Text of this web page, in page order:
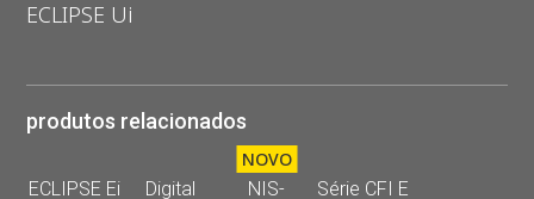
ECLIPSE Ui
produtos relacionados
ECLIPSE Ei
Digital
NOVO
NIS-
Série CFI E